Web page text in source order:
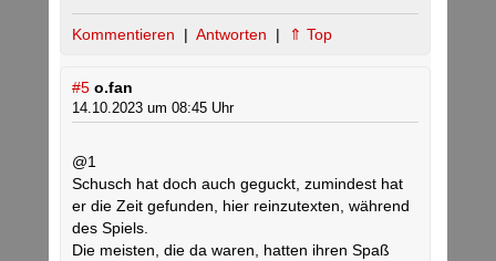
Kommentieren | Antworten | ⇑ Top
#5 o.fan
14.10.2023 um 08:45 Uhr
@1
Schusch hat doch auch geguckt, zumindest hat
er die Zeit gefunden, hier reinzutexten, während
des Spiels.
Die meisten, die da waren, hatten ihren Spaß